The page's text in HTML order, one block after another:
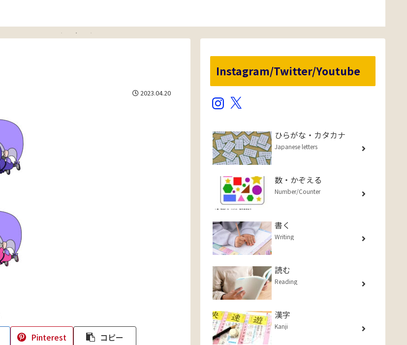
2023.04.20
Pinterest コピー
Instagram/Twitter/Youtube
Instagram
X
ひらがな・カタカナ
Japanese letters
数・かぞえる
Number/Counter
書く
Writing
読む
Reading
漢字
Kanji